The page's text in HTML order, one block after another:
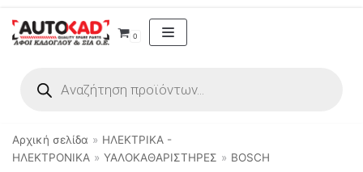
Μεταπηδήστε
στο
0
Αρχική σελίδα » ΗΛΕΚΤΡΙΚΑ -
ΗΛΕΚΤΡΟΝΙΚΑ » ΥΑΛΟΚΑΘΑΡΙΣΤΗΡΕΣ » BOSCH